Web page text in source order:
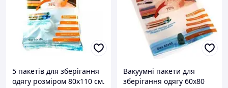
5 пакетів для зберігання
одягу розміром 80х110 см.
Вакуумні пакети для
зберігання одягу 60х80